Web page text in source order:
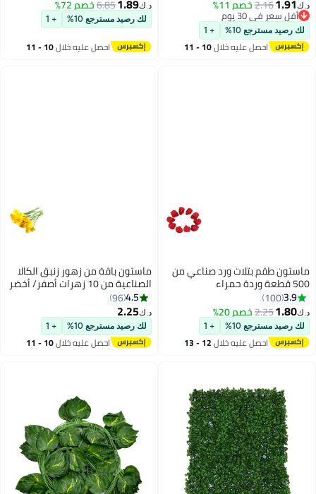
د.ك‏ 2.16خصم 11%
أقل سعر في 30 يوم
أقل سعر في 30 يوم
لك رصيد مسترجع 10% + 1
احصل عليه خلال 10 - 11
د.ك‏ 6.85خصم 72%
لك رصيد مسترجع 10% + 1
احصل عليه خلال 10 - 11
ماستون طقم بتلات ورد صناعي من
500 قطعة وردة حمراء
3.9
100
د.ك‏1.80
2.25خصم 20%
لك رصيد مسترجع 10% + 1
احصل عليه خلال 12 - 13
ماستون باقة من زهور زنبق الكالا
الصناعية من 10 زهرات أصفر/ أخضر
13بوصة4.5
96
د.ك‏2.25
لك رصيد مسترجع 10% + 1
احصل عليه خلال 10 - 11